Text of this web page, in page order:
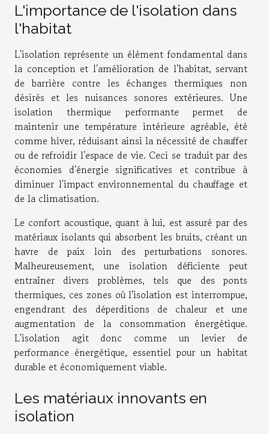
L'importance de l'isolation dans
l'habitat
L'isolation représente un élément fondamental dans
la conception et l'amélioration de l'habitat, servant
de barrière contre les échanges thermiques non
désirés et les nuisances sonores extérieures. Une
isolation thermique performante permet de
maintenir une température intérieure agréable, été
comme hiver, réduisant ainsi la nécessité de chauffer
ou de refroidir l'espace de vie. Ceci se traduit par des
économies d'énergie significatives et contribue à
diminuer l'impact environnemental du chauffage et
de la climatisation.
Le confort acoustique, quant à lui, est assuré par des
matériaux isolants qui absorbent les bruits, créant un
havre de paix loin des perturbations sonores.
Malheureusement, une isolation déficiente peut
entraîner divers problèmes, tels que des ponts
thermiques, ces zones où l'isolation est interrompue,
engendrant des déperditions de chaleur et une
augmentation de la consommation énergétique.
L'isolation agit donc comme un levier de
performance énergétique, essentiel pour un habitat
durable et économiquement viable.
Les matériaux innovants en
isolation